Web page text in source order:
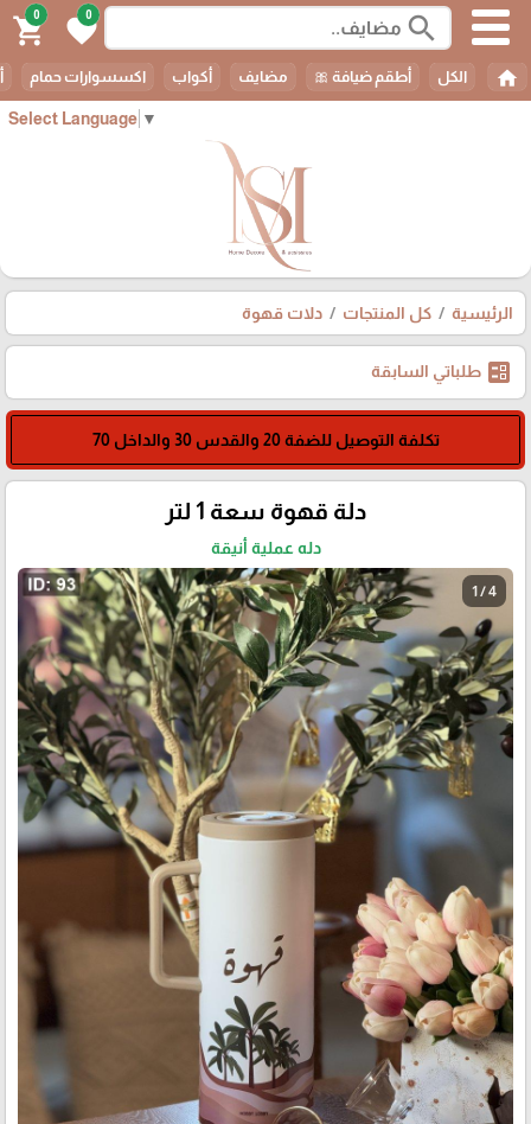
Select Language ▼
search
0
favorite
0
shopping_cart
home الكل أطقم ضيافة 🎀 مضايف أكواب اكسسوارات حمام
الرئيسية كل المنتجات دلات قهوة
ballot طلباتي السابقة
تكلفة التوصيل للضفة 20 والقدس 30 والداخل 70
دلة قهوة سعة 1 لتر
دله عملية أنيقة
1 / 4